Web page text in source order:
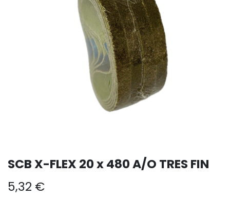
SCB X-FLEX 20 x 480 A/O TRES FIN
5,32 €